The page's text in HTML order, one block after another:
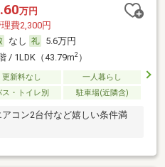
万円
費2,300円
なし
5.6万円
/ 1LDK（43.79m2）
更新料なし
一人暮らし
ス・トイレ別 駐車場(近隣含)
コン2台付など嬉しい条件満